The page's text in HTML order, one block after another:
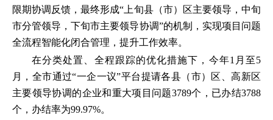
限期协调反馈，最终形成“上旬县（市）区主要领导，中旬
市分管领导，下旬市主要领导协调”的机制，实现项目问题
全流程智能化闭合管理，提升工作效率。
在分类处置、全程跟踪的优化措施下，今年1月至5
月，全市通过“一企一议”平台提请各县（市）区、高新区
主要领导协调的企业和重大项目问题3789个，已办结3788
个，办结率为99.97%。